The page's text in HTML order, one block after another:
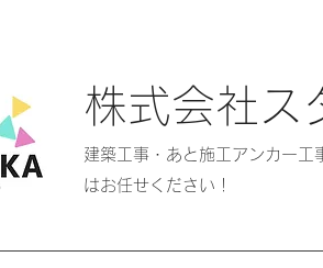
株式会社ス
建築工事・あと施工アンカー工
はお任せください！